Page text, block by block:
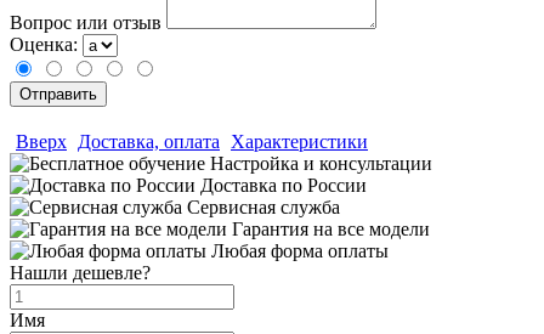
Вопрос или отзыв
Оценка:
Вверх Доставка, оплата
Характеристики
Настройка и консультации
Доставка по России
Сервисная служба
Гарантия на все модели
Любая форма оплаты
Нашли дешевле?
Имя